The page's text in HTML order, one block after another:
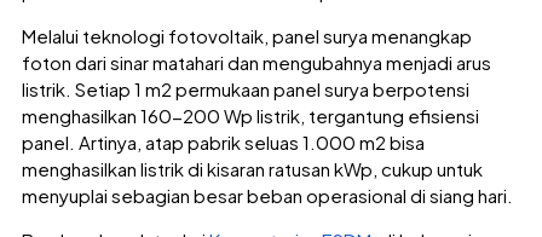
Melalui teknologi fotovoltaik, panel surya menangkap
foton dari sinar matahari dan mengubahnya menjadi arus
listrik. Setiap 1 m2 permukaan panel surya berpotensi
menghasilkan 160-200 Wp listrik, tergantung efisiensi
panel. Artinya, atap pabrik seluas 1.000 m2 bisa
menghasilkan listrik di kisaran ratusan kWp, cukup untuk
menyuplai sebagian besar beban operasional di siang hari.